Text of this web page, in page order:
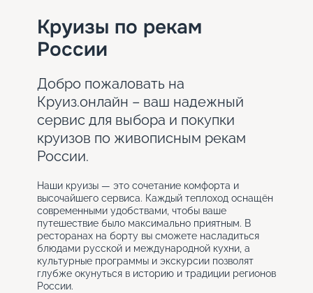
Круизы по рекам
России
Добро пожаловать на
Круиз.онлайн – ваш надежный
сервис для выбора и покупки
круизов по живописным рекам
России.
Наши круизы — это сочетание комфорта и
высочайшего сервиса. Каждый теплоход оснащён
современными удобствами, чтобы ваше
путешествие было максимально приятным. В
ресторанах на борту вы сможете насладиться
блюдами русской и международной кухни, а
культурные программы и экскурсии позволят
глубже окунуться в историю и традиции регионов
России.